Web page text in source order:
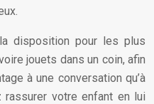
disposition pour les plus
jouets dans un coin, afin
à une conversation qu’à
rassurer votre enfant en lui